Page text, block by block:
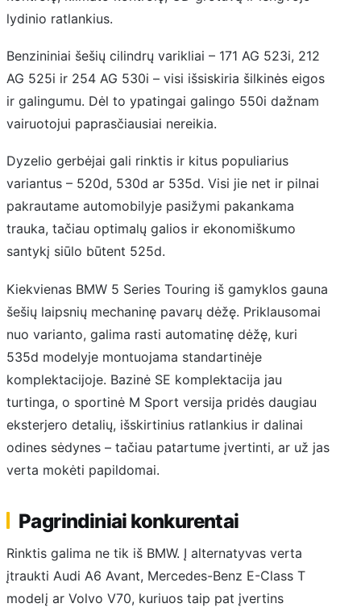
lydinio ratlankius.
Benzininiai šešių cilindrų varikliai – 171 AG 523i, 212
AG 525i ir 254 AG 530i – visi išsiskiria šilkinės eigos
ir galingumu. Dėl to ypatingai galingo 550i dažnam
vairuotojui paprasčiausiai nereikia.
Dyzelio gerbėjai gali rinktis ir kitus populiarius
variantus – 520d, 530d ar 535d. Visi jie net ir pilnai
pakrautame automobilyje pasižymi pakankama
trauka, tačiau optimalų galios ir ekonomiškumo
santykį siūlo būtent 525d.
Kiekvienas BMW 5 Series Touring iš gamyklos gauna
šešių laipsnių mechaninę pavarų dėžę. Priklausomai
nuo varianto, galima rasti automatinę dėžę, kuri
535d modelyje montuojama standartinėje
komplektacijoje. Bazinė SE komplektacija jau
turtinga, o sportinė M Sport versija pridės daugiau
eksterjero detalių, išskirtinius ratlankius ir dalinai
odines sėdynes – tačiau patartume įvertinti, ar už jas
verta mokėti papildomai.
Pagrindiniai konkurentai
Rinktis galima ne tik iš BMW. Į alternatyvas verta
įtraukti Audi A6 Avant, Mercedes-Benz E-Class T
modelį ar Volvo V70, kuriuos taip pat įvertins